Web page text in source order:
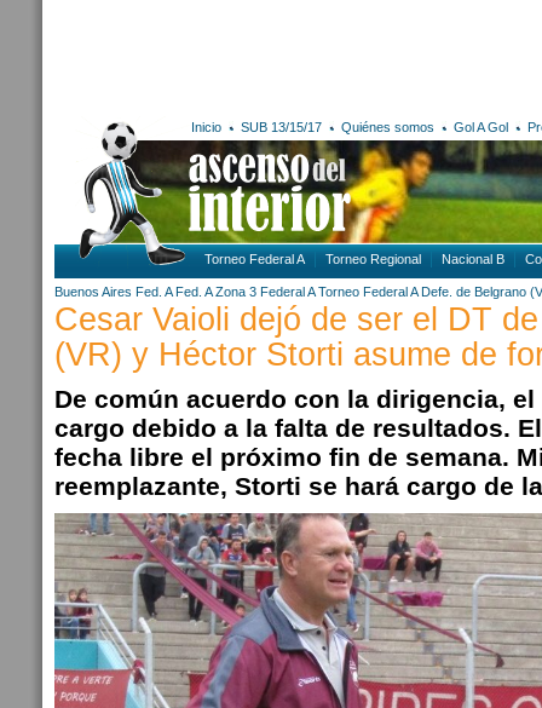
Inicio SUB 13/15/17 Quiénes somos Gol A Gol
Torneo Federal A Torneo Regional Nacional B
Buenos Aires Fed. A Fed. A Zona 3 Federal A Torneo Federal A Defe. de Belgrano
Cesar Vaioli dejó de ser el DT
(VR) y Héctor Storti asume de
De común acuerdo con la dirigencia,
cargo debido a la falta de resultados.
fecha libre el próximo fin de semana.
reemplazante, Storti se hará cargo de